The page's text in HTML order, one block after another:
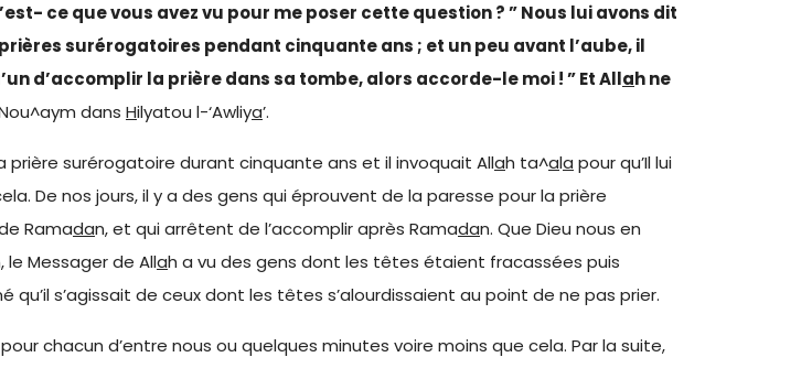
ce que vous avez vu pour me poser cette question ? ” Nous lui avons dit
surérogatoires pendant cinquante ans ; et un peu avant l’aube, il
d’accomplir la prière dans sa tombe, alors accorde-le moi ! ” Et Allah ne
dans Hilyatou l-‘Awliya’.
surérogatoire durant cinquante ans et il invoquait Allah ta^ala pour qu’Il lui
De nos jours, il y a des gens qui éprouvent de la paresse pour la prière
Ramadan, et qui arrêtent de l’accomplir après Ramadan. Que Dieu nous en
le Messager de Allah a vu des gens dont les têtes étaient fracassées puis
qu’il s’agissait de ceux dont les têtes s’alourdissaient au point de ne pas prier.
chacun d’entre nous ou quelques minutes voire moins que cela. Par la suite,